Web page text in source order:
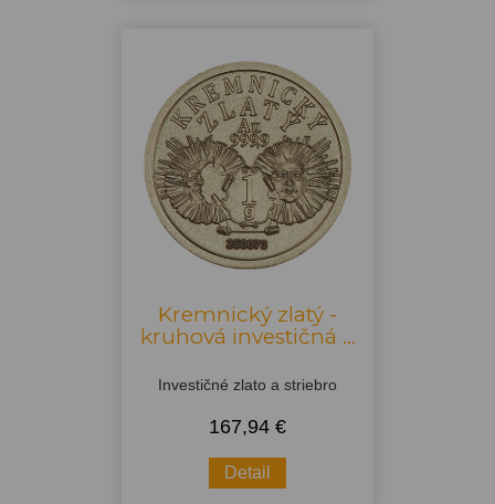
Kremnický zlatý -
kruhová investičná ...
Investičné zlato a striebro
167,94 €
Detail